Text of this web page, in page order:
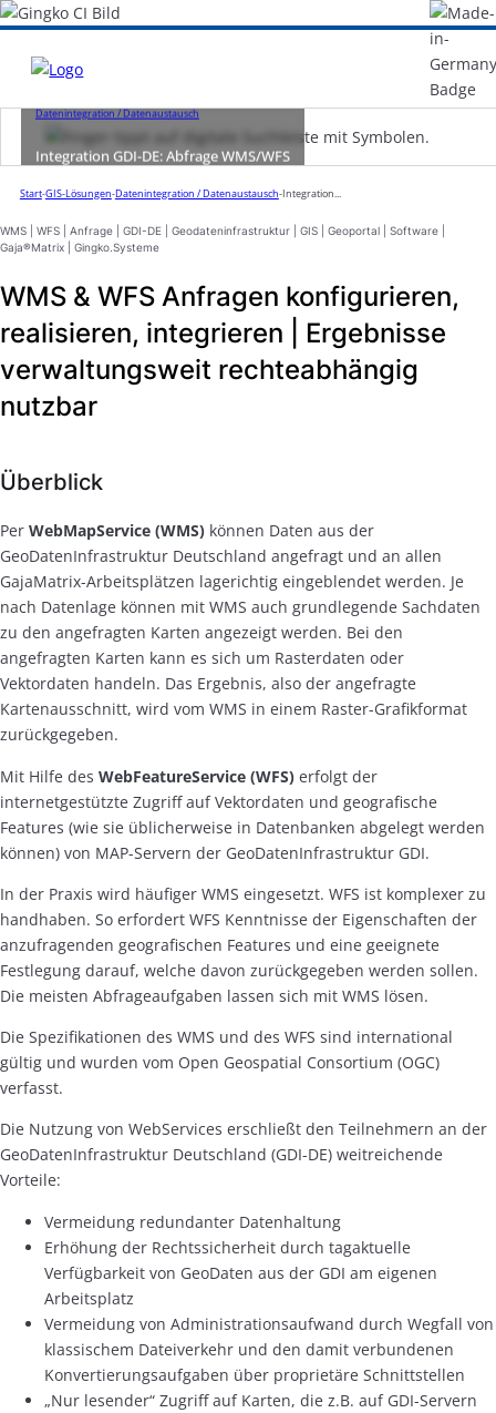
Datenintegration / Datenaustausch
Integration GDI-DE: Abfrage WMS/WFS
Start-GIS-Lösungen-Datenintegration / Datenaustausch-Integration...
WMS | WFS | Anfrage | GDI-DE | Geodateninfrastruktur | GIS | Geoportal | Software |
Gaja®Matrix | Gingko.Systeme
WMS & WFS Anfragen konfigurieren,
realisieren, integrieren | Ergebnisse
verwaltungsweit rechteabhängig
nutzbar
Überblick
Per WebMapService (WMS) können Daten aus der
GeoDatenInfrastruktur Deutschland angefragt und an allen
GajaMatrix-Arbeitsplätzen lagerichtig eingeblendet werden. Je
nach Datenlage können mit WMS auch grundlegende Sachdaten
zu den angefragten Karten angezeigt werden. Bei den
angefragten Karten kann es sich um Rasterdaten oder
Vektordaten handeln. Das Ergebnis, also der angefragte
Kartenausschnitt, wird vom WMS in einem Raster-Grafikformat
zurückgegeben.
Mit Hilfe des WebFeatureService (WFS) erfolgt der
internetgestützte Zugriff auf Vektordaten und geografische
Features (wie sie üblicherweise in Datenbanken abgelegt werden
können) von MAP-Servern der GeoDatenInfrastruktur GDI.
In der Praxis wird häufiger WMS eingesetzt. WFS ist komplexer zu
handhaben. So erfordert WFS Kenntnisse der Eigenschaften der
anzufragenden geografischen Features und eine geeignete
Festlegung darauf, welche davon zurückgegeben werden sollen.
Die meisten Abfrageaufgaben lassen sich mit WMS lösen.
Die Spezifikationen des WMS und des WFS sind international
gültig und wurden vom Open Geospatial Consortium (OGC)
verfasst.
Die Nutzung von WebServices erschließt den Teilnehmern an der
GeoDatenInfrastruktur Deutschland (GDI-DE) weitreichende
Vorteile:
Vermeidung redundanter Datenhaltung
Erhöhung der Rechtssicherheit durch tagaktuelle
Verfügbarkeit von GeoDaten aus der GDI am eigenen
Arbeitsplatz
Vermeidung von Administrationsaufwand durch Wegfall von
klassischem Dateiverkehr und den damit verbundenen
Konvertierungsaufgaben über proprietäre Schnittstellen
„Nur lesender“ Zugriff auf Karten, die z.B. auf GDI-Servern